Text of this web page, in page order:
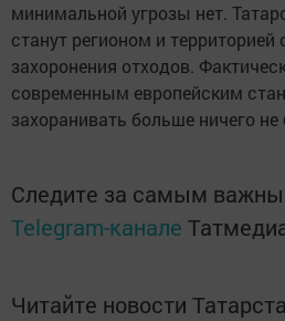
минимальной угрозы нет.
станут регионом и
захоронения отходов.
современным европейским
захоранивать больше ничего не
Следите за самым
Telegram-канале
Читайте новости